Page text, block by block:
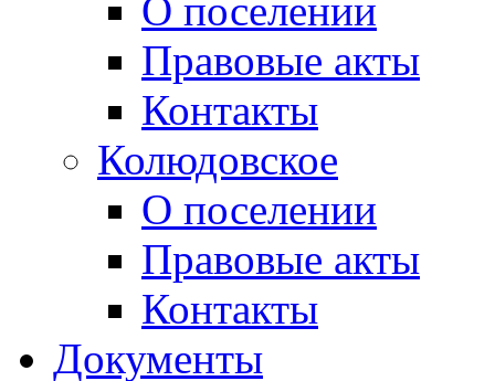
О поселении
Правовые акты
Контакты
Колюдовское
О поселении
Правовые акты
Контакты
Документы